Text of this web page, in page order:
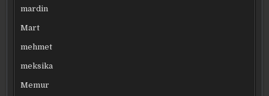
mardin
Mart
mehmet
meksika
Memur